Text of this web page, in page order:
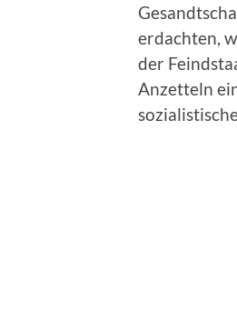
erdachten,
der
Anzetteln